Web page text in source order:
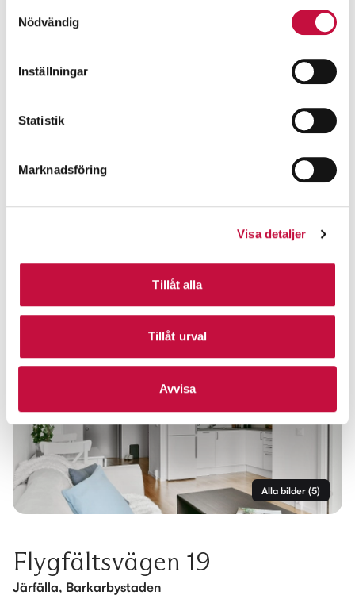
Nödvändig
Inställningar
Statistik
Marknadsföring
Visa detaljer
Tillåt alla
Tillåt urval
Avvisa
Alla bilder (5)
Flygfältsvägen 19
Järfälla, Barkarbystaden